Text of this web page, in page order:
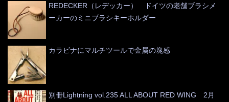
REDECKER（レデッカー） ドイツの老舗ブラシメ
ーカーのミニブラシキーホルダー
カラビナにマルチツールで金属の塊感
別冊Lightning vol.235 ALL ABOUT RED WING 2月